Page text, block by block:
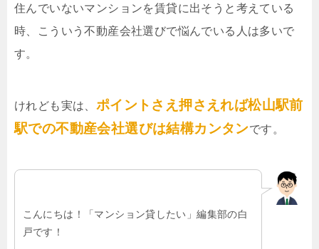
住んでいないマンションを賃貸に出そうと考えている
時、こういう不動産会社選びで悩んでいる人は多いで
す。
けれども実は、 ポイントさえ押さえれば松山駅前
駅での不動産会社選びは結構カンタンです。
こんにちは！「マンション貸したい」編集部の白
戸です！